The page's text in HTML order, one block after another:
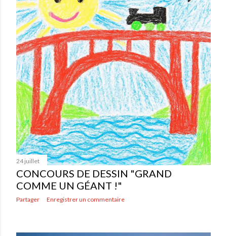
24 juillet
CONCOURS DE DESSIN "GRAND
COMME UN GÉANT !"
Partager Enregistrer un commentaire